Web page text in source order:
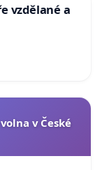
vzdělané a
v České